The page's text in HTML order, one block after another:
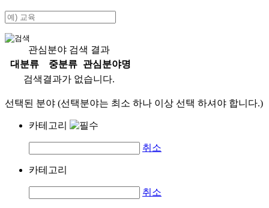
관심분야 검색 결과
대분류
중분류
관심분야명
검색결과가 없습니다.
선택된 분야 (선택분야는 최소 하나 이상 선택 하셔야 합니다.)
카테고리
취소
카테고리
취소